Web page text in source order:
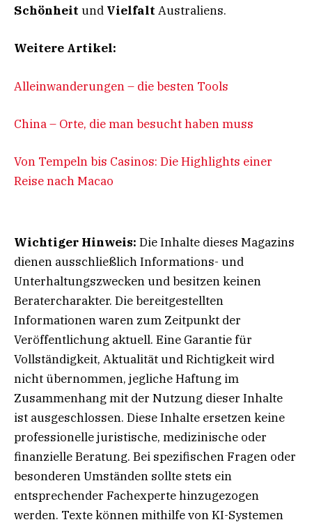
Schönheit und Vielfalt Australiens.
Weitere Artikel:
Alleinwanderungen – die besten Tools
China – Orte, die man besucht haben muss
Von Tempeln bis Casinos: Die Highlights einer
Reise nach Macao
Wichtiger Hinweis: Die Inhalte dieses Magazins
dienen ausschließlich Informations- und
Unterhaltungszwecken und besitzen keinen
Beratercharakter. Die bereitgestellten
Informationen waren zum Zeitpunkt der
Veröffentlichung aktuell. Eine Garantie für
Vollständigkeit, Aktualität und Richtigkeit wird
nicht übernommen, jegliche Haftung im
Zusammenhang mit der Nutzung dieser Inhalte
ist ausgeschlossen. Diese Inhalte ersetzen keine
professionelle juristische, medizinische oder
finanzielle Beratung. Bei spezifischen Fragen oder
besonderen Umständen sollte stets ein
entsprechender Fachexperte hinzugezogen
werden. Texte können mithilfe von KI-Systemen